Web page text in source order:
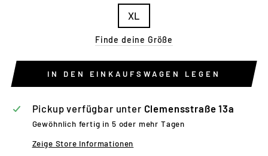
XL
Finde deine Größe
IN DEN EINKAUFSWAGEN LEGEN
Pickup verfügbar unter Clemensstraße 13a
Gewöhnlich fertig in 5 oder mehr Tagen
Zeige Store Informationen